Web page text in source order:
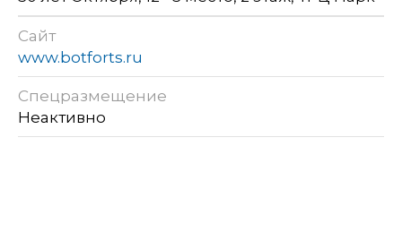
Сайт
www.botforts.ru
Спецразмещение
Неактивно